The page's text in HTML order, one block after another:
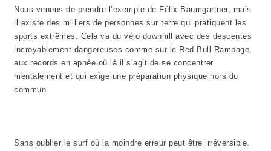
Nous venons de prendre l’exemple de Félix Baumgartner, mais
il existe des milliers de personnes sur terre qui pratiquent les
sports extrêmes. Cela va du vélo downhill avec des descentes
incroyablement dangereuses comme sur le Red Bull Rampage,
aux records en apnée où là il s’agit de se concentrer
mentalement et qui exige une préparation physique hors du
commun.
Sans oublier le surf où la moindre erreur peut être irréversible.